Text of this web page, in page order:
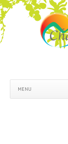
MENU